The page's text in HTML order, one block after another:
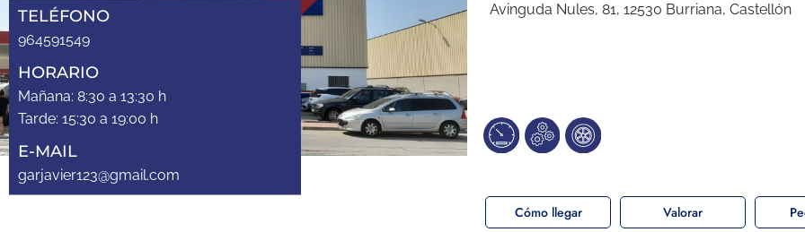
Avinguda Nules, 81, 12530 Burriana, Castellón
Cómo llegar Valorar
TELÉFONO
964591549
HORARIO
Mañana: 8:30 a 13:30 h
Tarde: 15:30 a 19:00 h
E-MAIL
garjavier123@gmail.com